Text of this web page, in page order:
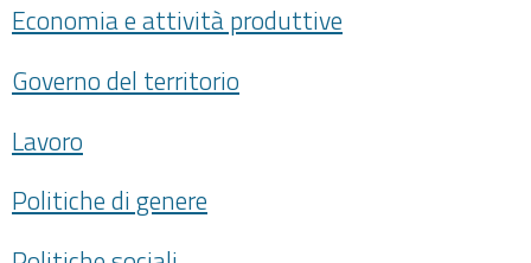
Economia e attività produttive
Governo del territorio
Lavoro
Politiche di genere